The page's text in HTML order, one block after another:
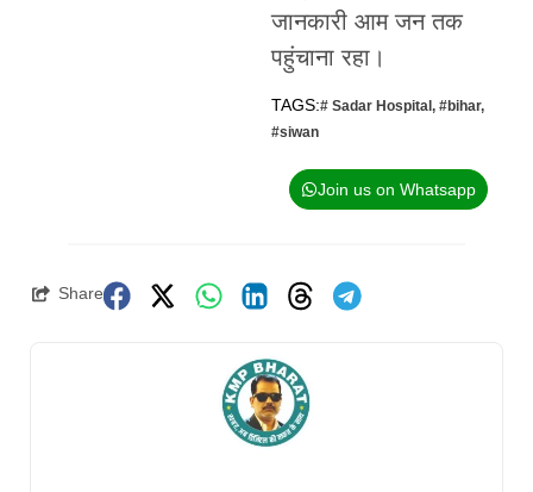
जानकारी आम जन तक
पहुंचाना रहा।
TAGS:# Sadar Hospital , #bihar,
#siwan
Join us on Whatsapp
Share